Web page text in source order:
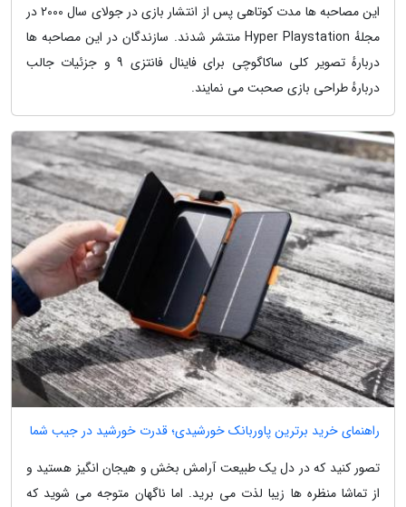
این مصاحبه ها مدت کوتاهی پس از انتشار بازی در جولای سال 2000 در
مجلهٔ Hyper Playstation منتشر شدند. سازندگان در این مصاحبه ها
دربارهٔ تصویر کلی ساکاگوچی برای فاینال فانتزی 9 و جزئیات جالب
دربارهٔ طراحی بازی صحبت می نمایند.
راهنمای خرید برترین پاوربانک خورشیدی؛ قدرت خورشید در جیب شما
تصور کنید که در دل یک طبیعت آرامش بخش و هیجان انگیز هستید و
از تماشا منظره ها زیبا لذت می برید. اما ناگهان متوجه می شوید که